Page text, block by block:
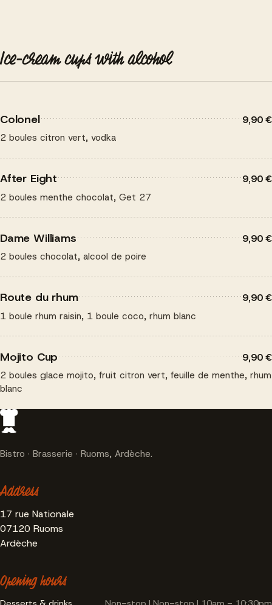
Ice-cream cups with alcohol
Colonel 9,90 €
2 boules citron vert, vodka
After Eight 9,90 €
2 boules menthe chocolat, Get 27
Dame Williams 9,90 €
2 boules chocolat, alcool de poire
Route du rhum 9,90 €
1 boule rhum raisin, 1 boule coco, rhum blanc
Mojito Cup 9,90 €
2 boules glace mojito, fruit citron vert, feuille de menthe, rhum
blanc
Bistro · Brasserie · Ruoms, Ardèche.
Address
17 rue Nationale
07120 Ruoms
Ardèche
Opening hours